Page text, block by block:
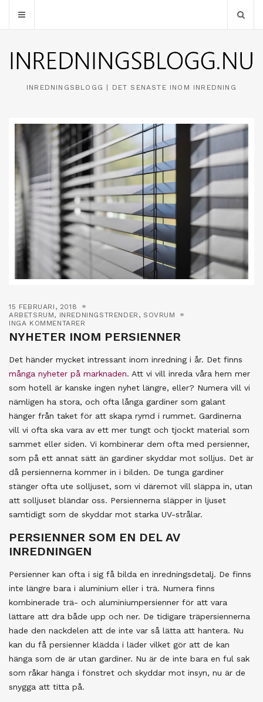
INREDNINGSBLOGG | DET SENASTE INOM INREDNING
15 FEBRUARI, 2018
ARBETSRUM, INREDNINGSTRENDER , SOVRUM
INGA KOMMENTARER
NYHETER INOM PERSIENNER
Det händer mycket intressant inom inredning i år. Det finns
många nyheter på marknaden. Att vi vill inreda våra hem mer
som hotell är kanske ingen nyhet längre, eller? Numera vill vi
nämligen ha stora, och ofta långa gardiner som galant
hänger från taket för att skapa rymd i rummet. Gardinerna
vill vi ofta ska vara av ett mer tungt och tjockt material som
sammet eller siden. Vi kombinerar dem ofta med persienner,
som på ett annat sätt än gardiner skyddar mot solljus. Det är
då persiennerna kommer in i bilden. De tunga gardiner
stänger ofta ute solljuset, som vi däremot vill släppa in, utan
att solljuset bländar oss. Persiennerna släpper in ljuset
samtidigt som de skyddar mot starka UV-strålar.
PERSIENNER SOM EN DEL AV
INREDNINGEN
Persienner kan ofta i sig få bilda en inredningsdetalj. De finns
inte längre bara i aluminium eller i trä. Numera finns
kombinerade trä- och aluminiumpersienner för att vara
lättare att dra både upp och ner. De tidigare träpersiennerna
hade den nackdelen att de inte var så lätta att hantera. Nu
kan du få persienner klädda i läder vilket gör att de kan
hänga som de är utan gardiner. Nu är de inte bara en ful sak
som råkar hänga i fönstret och skyddar mot insyn, nu är de
snygga att titta på.